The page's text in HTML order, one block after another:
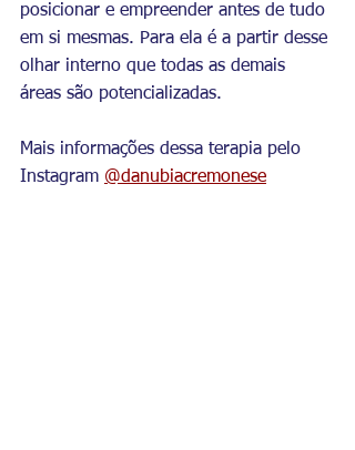
posicionar e empreender antes de tudo
em si mesmas. Para ela é a partir desse
olhar interno que todas as demais
áreas são potencializadas.
Mais informações dessa terapia pelo
Instagram @danubiacremonese